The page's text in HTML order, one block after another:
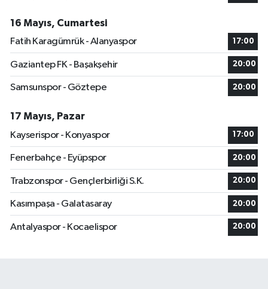
16 Mayıs, Cumartesi
Fatih Karagümrük - Alanyaspor
17:00
Gaziantep FK - Başakşehir 20:00
Samsunspor - Göztepe 20:00
17 Mayıs, Pazar
Kayserispor - Konyaspor
17:00
Fenerbahçe - Eyüpspor 20:00
Trabzonspor - Gençlerbirliği S.K. 20:00
Kasımpaşa - Galatasaray 20:00
Antalyaspor - Kocaelispor 20:00